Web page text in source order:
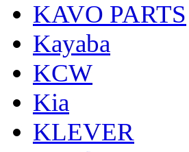
KAVO PARTS
Kayaba
KCW
Kia
KLEVER